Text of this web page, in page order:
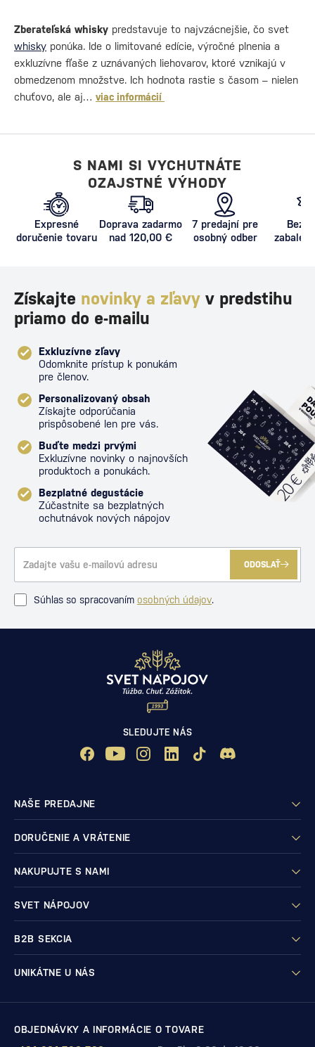
Zberateľská whisky predstavuje to najvzácnejšie, čo svet
whisky ponúka. Ide o limitované edície, výročné plnenia a
exkluzívne fľaše z uznávaných liehovarov, ktoré vznikajú v
obmedzenom množstve. Ich hodnota rastie s časom – nielen
chuťovo, ale aj… viac informácií
S NAMI SI VYCHUTNÁTE
OZAJSTNÉ VÝHODY
Expresné
doručenie tovaru
Doprava zadarmo
nad 120,00 €
7 predajní pre
osobný odber
Získajte novinky a zľavy v predstihu
priamo do e-mailu
Exkluzívne zľavy
Odomknite prístup k ponukám
pre členov.
Personalizovaný obsah
Získajte odporúčania
prispôsobené len pre vás.
Buďte medzi prvými
Exkluzívne novinky o najnovších
produktoch a ponukách.
Bezplatné degustácie
Zúčastnite sa bezplatných
ochutnávok nových nápojov
ODOSLAŤ
Súhlas so spracovaním osobných údajov.
SLEDUJTE NÁS
NAŠE PREDAJNE
DORUČENIE A VRÁTENIE
NAKUPUJTE S NAMI
SVET NÁPOJOV
B2B SEKCIA
UNIKÁTNE U NÁS
OBJEDNÁVKY A INFORMÁCIE O TOVARE